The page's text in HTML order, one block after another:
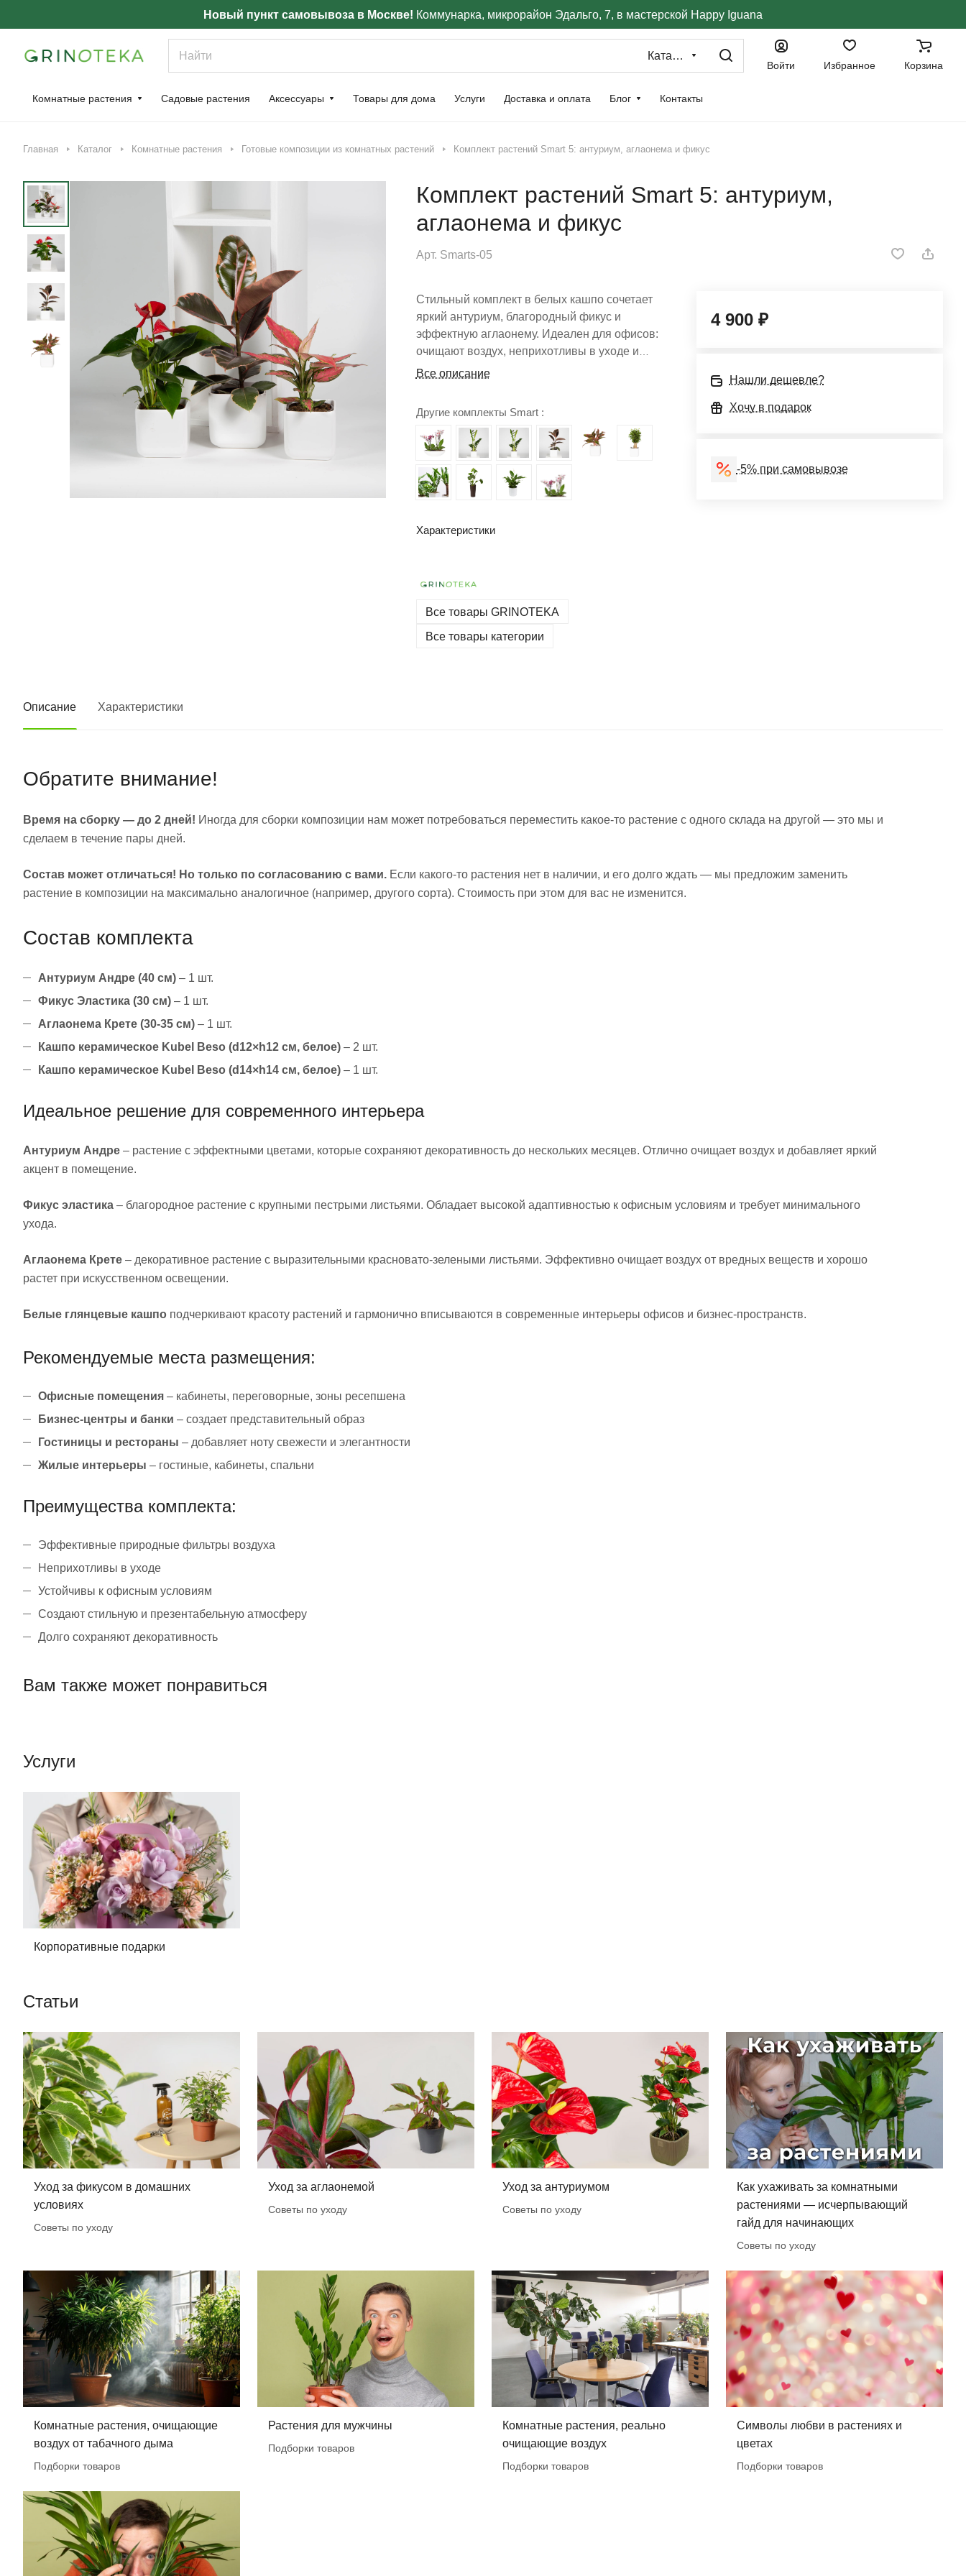
Новый пункт самовывоза в Москве! Коммунарка, микрорайон Эдальго, 7, в мастерской Happy Iguana
Каталог
Войти Избранное Корзина
Комнатные растения Садовые растения Аксессуары Товары для дома Услуги Доставка и оплата Блог Контакты
Главная Каталог Комнатные растения Готовые композиции из комнатных растений Комплект растений Smart 5: антуриум, аглаонема и фикус
Комплект растений Smart 5: антуриум,
аглаонема и фикус
Арт. Smarts-05
Стильный комплект в белых кашпо сочетает
яркий антуриум, благородный фикус и
эффектную аглаонему. Идеален для офисов:
очищают воздух, неприхотливы в уходе и
создают элегантную атмосферу.
Все описание
Другие комплекты Smart :
Характеристики
Все товары GRINOTEKA
Все товары категории
4 900 ₽
Нашли дешевле?
Хочу в подарок
-5% при самовывозе
Описание Характеристики
Обратите внимание!
Время на сборку — до 2 дней! Иногда для сборки композиции нам может потребоваться переместить какое-то растение с одного склада на другой — это мы и
сделаем в течение пары дней.
Состав может отличаться! Но только по согласованию с вами. Если какого-то растения нет в наличии, и его долго ждать — мы предложим заменить
растение в композиции на максимально аналогичное (например, другого сорта). Стоимость при этом для вас не изменится.
Состав комплекта
Антуриум Андре (40 см) – 1 шт.
Фикус Эластика (30 см) – 1 шт.
Аглаонема Крете (30-35 см) – 1 шт.
Кашпо керамическое Kubel Beso (d12×h12 см, белое) – 2 шт.
Кашпо керамическое Kubel Beso (d14×h14 см, белое) – 1 шт.
Идеальное решение для современного интерьера
Антуриум Андре – растение с эффектными цветами, которые сохраняют декоративность до нескольких месяцев. Отлично очищает воздух и добавляет яркий
акцент в помещение.
Фикус эластика – благородное растение с крупными пестрыми листьями. Обладает высокой адаптивностью к офисным условиям и требует минимального
ухода.
Аглаонема Крете – декоративное растение с выразительными красновато-зелеными листьями. Эффективно очищает воздух от вредных веществ и хорошо
растет при искусственном освещении.
Белые глянцевые кашпо подчеркивают красоту растений и гармонично вписываются в современные интерьеры офисов и бизнес-пространств.
Рекомендуемые места размещения:
Офисные помещения – кабинеты, переговорные, зоны ресепшена
Бизнес-центры и банки – создает представительный образ
Гостиницы и рестораны – добавляет ноту свежести и элегантности
Жилые интерьеры – гостиные, кабинеты, спальни
Преимущества комплекта:
Эффективные природные фильтры воздуха
Неприхотливы в уходе
Устойчивы к офисным условиям
Создают стильную и презентабельную атмосферу
Долго сохраняют декоративность
Вам также может понравиться
Услуги
Корпоративные подарки
Статьи
Уход за фикусом в домашних
условиях
Советы по уходу
Уход за аглаонемой
Советы по уходу
Уход за антуриумом
Советы по уходу
Как ухаживать за комнатными
растениями — исчерпывающий
гайд для начинающих
Советы по уходу
Комнатные растения, очищающие
воздух от табачного дыма
Подборки товаров
Растения для мужчины
Подборки товаров
Комнатные растения, реально
очищающие воздух
Подборки товаров
Символы любви в растениях и
цветах
Подборки товаров